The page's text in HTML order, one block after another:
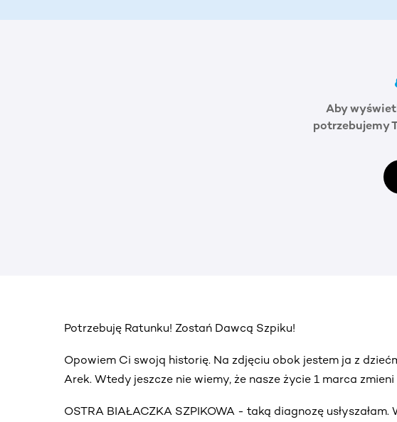
Aby
potrzebujemy
Potrzebuję Ratunku! Zostań Dawcą Szpiku!
Opowiem Ci swojq historię. Na zdjęciu obok jestem ja z
Arek. Wtedy jeszcze nie wiemy, że nasze życie 1 marca
OSTRA BIAŁACZKA SZPIKOWA - taką diagnozę usłyszałam.